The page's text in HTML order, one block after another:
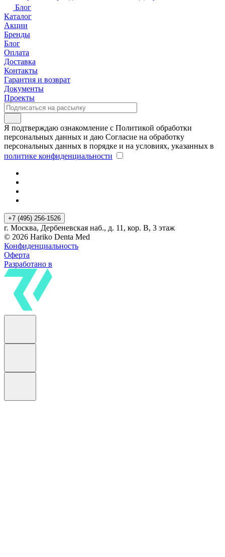
Блог
Каталог
Акции
Бренды
Блог
Оплата
Доставка
Контакты
Гарантия и возврат
Документы
Проекты
Я подтверждаю ознакомление с Политикой обработки
персональных данных и даю Согласие на обработку
персональных данных в порядке и на условиях, указанных в
политике конфиденциальности
+7 (495) 256-1526
г. Москва, Дербеневская наб., д. 11, кор. В, 3 этаж
© 2026 Hariko Denta Med
Конфиденциальность
Оферта
Разработано в